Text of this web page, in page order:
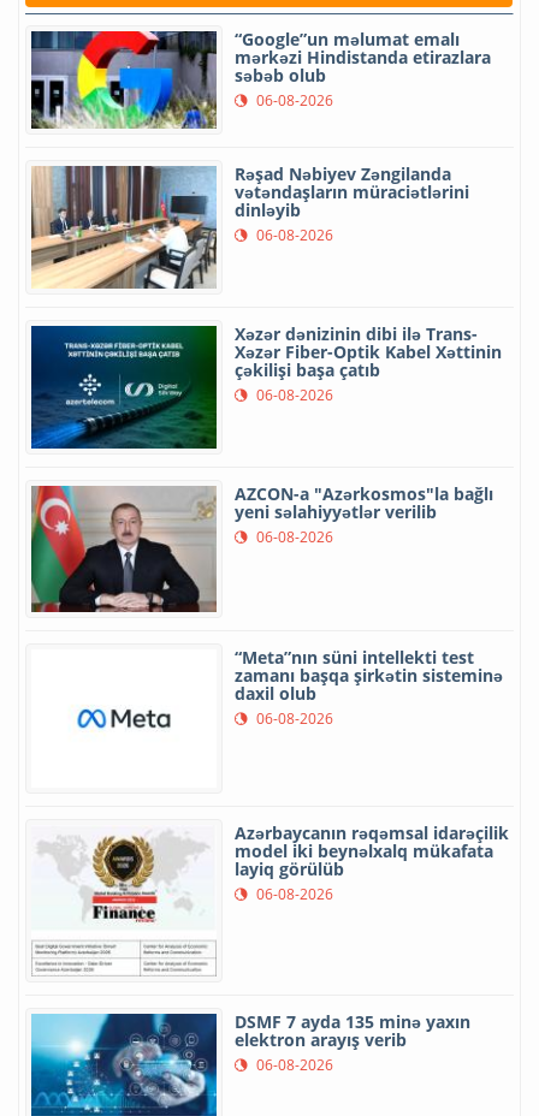
“Google”un məlumat emalı
mərkəzi Hindistanda etirazlara
səbəb olub
06-08-2026
Rəşad Nəbiyev Zəngilanda
vətəndaşların müraciətlərini
dinləyib
06-08-2026
Xəzər dənizinin dibi ilə Trans-
Xəzər Fiber-Optik Kabel Xəttinin
çəkilişi başa çatıb
06-08-2026
AZCON-a "Azərkosmos"la bağlı
yeni səlahiyyətlər verilib
06-08-2026
“Meta”nın süni intellekti test
zamanı başqa şirkətin sisteminə
daxil olub
06-08-2026
Azərbaycanın rəqəmsal idarəçilik
model iki beynəlxalq mükafata
layiq görülüb
06-08-2026
DSMF 7 ayda 135 minə yaxın
elektron arayış verib
06-08-2026